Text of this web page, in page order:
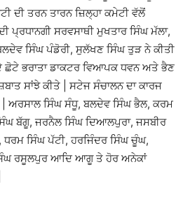
ਦੀ ਤਰਨ ਤਾਰਨ ਜ਼ਿਲ੍ਹਾ ਕਮੇਟੀ ਵੱਲੋਂ
ਪ੍ਰਧਾਨਗੀ ਸਰਵਸਾਥੀ ਮੁਖਤਾਰ ਸਿੰਘ ਮੱਲਾ,
ਸਿੰਘ ਪੰਡੋਰੀ, ਸੁਲੱਖਣ ਸਿੰਘ ਤੁੜ ਨੇ ਕੀਤੀ
ਛੋਟੇ ਭਰਾਤਾ ਡਾਕਟਰ ਵਿਆਪਕ ਧਵਨ ਅਤੇ ਭੈਣ
ਸਾਂਝੇ ਕੀਤੇ | ਸਟੇਜ ਸੰਚਾਲਨ ਦਾ ਕਾਰਜ
| ਅਰਸਾਲ ਸਿੰਘ ਸੰਧੂ, ਬਲਦੇਵ ਸਿੰਘ ਭੈਲ, ਕਰਮ
ਬੱਗੂ, ਜਰਨੈਲ ਸਿੰਘ ਦਿਆਲਪੁਰਾ, ਜਸਬੀਰ
ਧਰਮ ਸਿੰਘ ਪੱਟੀ, ਹਰਜਿੰਦਰ ਸਿੰਘ ਚੂੰਘ,
ਰਸੂਲਪੁਰ ਆਦਿ ਆਗੂ ਤੇ ਹੋਰ ਅਨੇਕਾਂ